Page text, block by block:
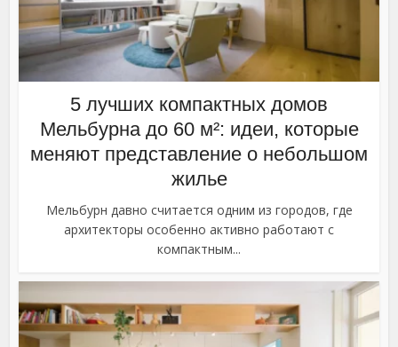
5 лучших компактных домов
Мельбурна до 60 м²: идеи, которые
меняют представление о небольшом
жилье
Мельбурн давно считается одним из городов, где
архитекторы особенно активно работают с
компактным...